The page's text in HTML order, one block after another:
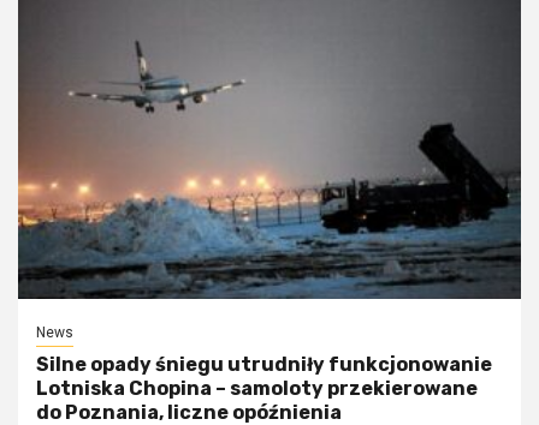
News
Silne opady śniegu utrudniły funkcjonowanie
Lotniska Chopina – samoloty przekierowane
do Poznania, liczne opóźnienia